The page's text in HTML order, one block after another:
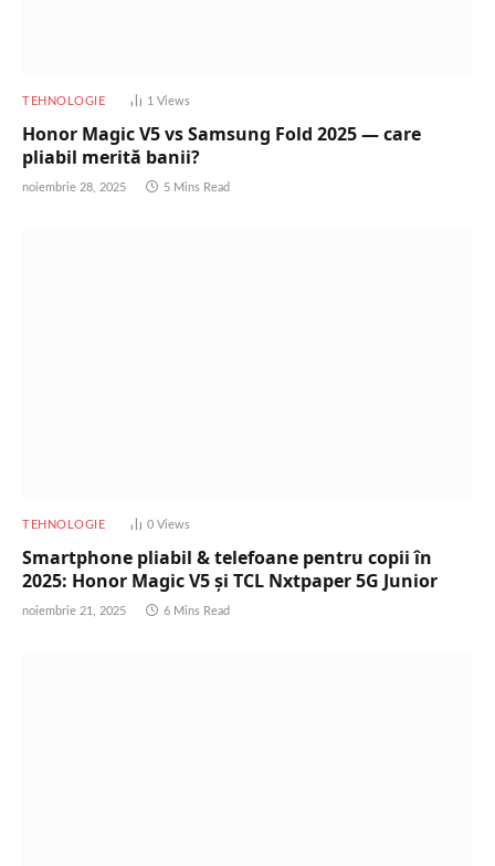
TEHNOLOGIE 1 Views
Honor Magic V5 vs Samsung Fold 2025 — care
pliabil merită banii?
noiembrie 28, 2025 5 Mins Read
TEHNOLOGIE 0 Views
Smartphone pliabil & telefoane pentru copii în
2025: Honor Magic V5 și TCL Nxtpaper 5G Junior
noiembrie 21, 2025 6 Mins Read